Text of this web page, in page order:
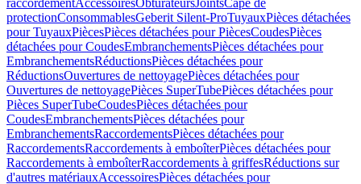
raccordementAccessoiresObturateursJointsCape de
protectionConsommablesGeberit Silent-ProTuyauxPièces détachées
pour TuyauxPiècesPièces détachées pour PiècesCoudesPièces
détachées pour CoudesEmbranchementsPièces détachées pour
EmbranchementsRéductionsPièces détachées pour
RéductionsOuvertures de nettoyagePièces détachées pour
Ouvertures de nettoyagePièces SuperTubePièces détachées pour
Pièces SuperTubeCoudesPièces détachées pour
CoudesEmbranchementsPièces détachées pour
EmbranchementsRaccordementsPièces détachées pour
RaccordementsRaccordements à emboîterPièces détachées pour
Raccordements à emboîterRaccordements à griffesRéductions sur
d'autres matériauxAccessoiresPièces détachées pour